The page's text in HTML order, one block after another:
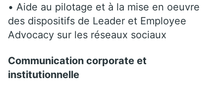
• Aide au pilotage et à la mise en oeuvre
des dispositifs de Leader et Employee
Advocacy sur les réseaux sociaux
Communication corporate et
institutionnelle